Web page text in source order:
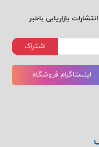
بازاریابی باخبر
اشتراک
اینستاگرام فروشگاه